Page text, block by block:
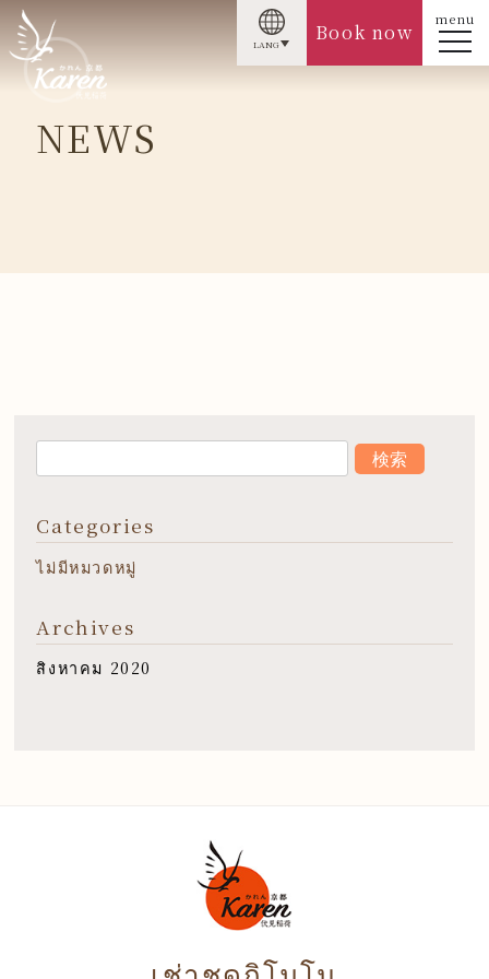
menu
Book now
LANG
NEWS
Categories
ไม่มีหมวดหมู่
Archives
สิงหาคม 2020